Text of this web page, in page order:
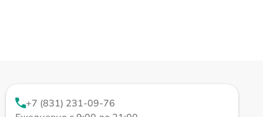
+7 (831) 231-09-76